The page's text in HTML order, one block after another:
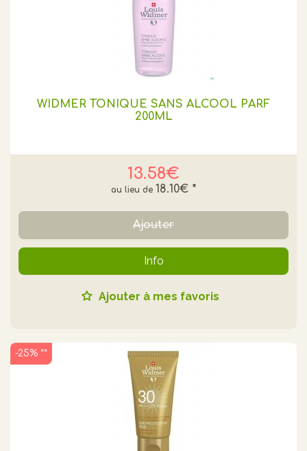
WIDMER TONIQUE SANS ALCOOL PARF
200ML
13.58€
18.10€ *
Ajouter
Info
Ajouter à mes favoris
-25% **